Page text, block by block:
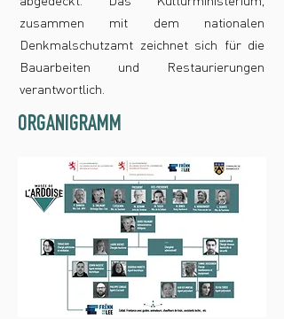
zusammen mit dem nationalen
Denkmalschutzamt zeichnet sich für die
Bauarbeiten und Restaurierungen
verantwortlich.
ORGANIGRAMM